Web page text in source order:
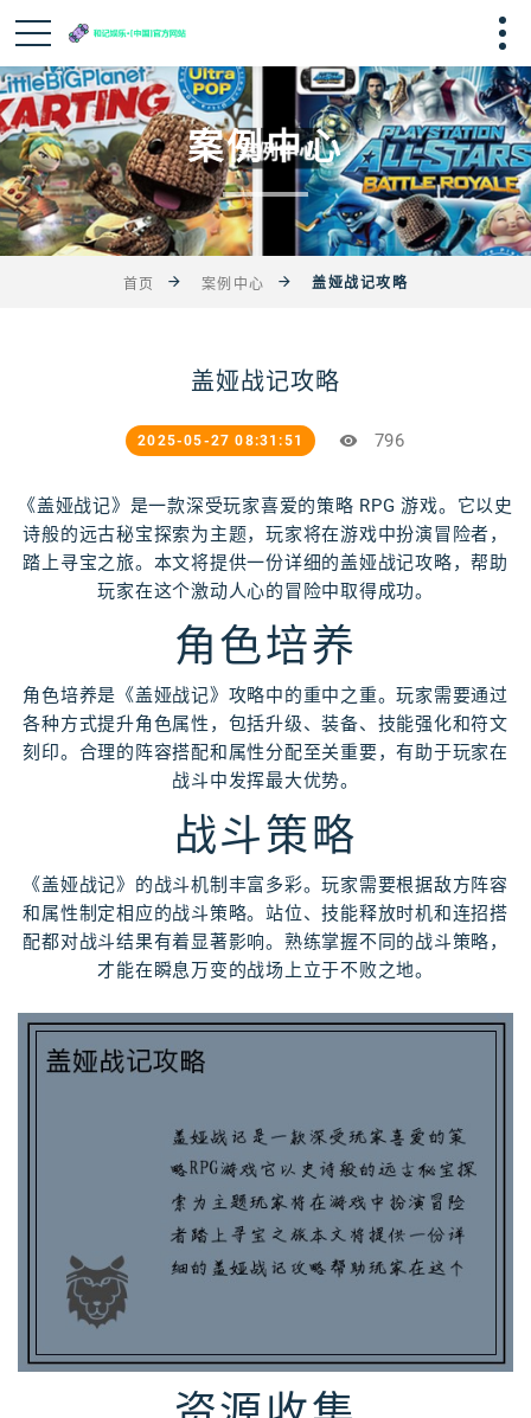
案例中心
首页 案例中心 盖娅战记攻略
盖娅战记攻略
2025-05-27 08:31:51 796
《盖娅战记》是一款深受玩家喜爱的策略 RPG 游戏。它以史
诗般的远古秘宝探索为主题，玩家将在游戏中扮演冒险者，
踏上寻宝之旅。本文将提供一份详细的盖娅战记攻略，帮助
玩家在这个激动人心的冒险中取得成功。
角色培养
角色培养是《盖娅战记》攻略中的重中之重。玩家需要通过
各种方式提升角色属性，包括升级、装备、技能强化和符文
刻印。合理的阵容搭配和属性分配至关重要，有助于玩家在
战斗中发挥最大优势。
战斗策略
《盖娅战记》的战斗机制丰富多彩。玩家需要根据敌方阵容
和属性制定相应的战斗策略。站位、技能释放时机和连招搭
配都对战斗结果有着显著影响。熟练掌握不同的战斗策略，
才能在瞬息万变的战场上立于不败之地。